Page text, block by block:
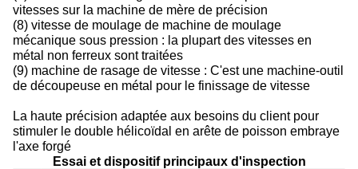
vitesses sur la machine de mère de précision
(8) vitesse de moulage de machine de moulage
mécanique sous pression : la plupart des vitesses en
métal non ferreux sont traitées
(9) machine de rasage de vitesse : C'est une machine-outil
de découpeuse en métal pour le finissage de vitesse
La haute précision adaptée aux besoins du client pour
stimuler le double hélicoïdal en arête de poisson embraye
l'axe forgé
Essai et dispositif principaux d'inspection